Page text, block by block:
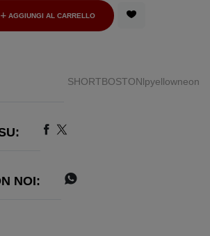
AGGIUNGI AL CARRELLO
SHORTBOSTONlpyellowneon
NOI: